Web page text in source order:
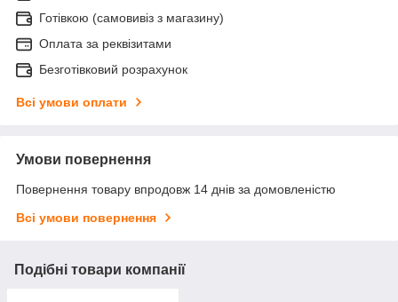
Готівкою (самовивіз з магазину)
Оплата за реквізитами
Безготівковий розрахунок
Всі умови оплати
Умови повернення
Повернення товару впродовж 14 днів за домовленістю
Всі умови повернення
Подібні товари компанії